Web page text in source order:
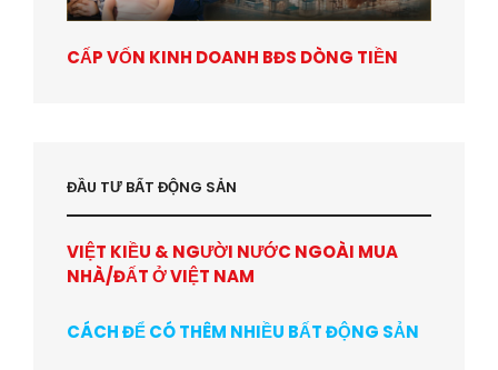
CẤP VỐN KINH DOANH BĐS DÒNG TIỀN
ĐẦU TƯ BẤT ĐỘNG SẢN
VIỆT KIỀU & NGƯỜI NƯỚC NGOÀI MUA
NHÀ/ĐẤT Ở VIỆT NAM
CÁCH ĐỂ CÓ THÊM NHIỀU BẤT ĐỘNG SẢN